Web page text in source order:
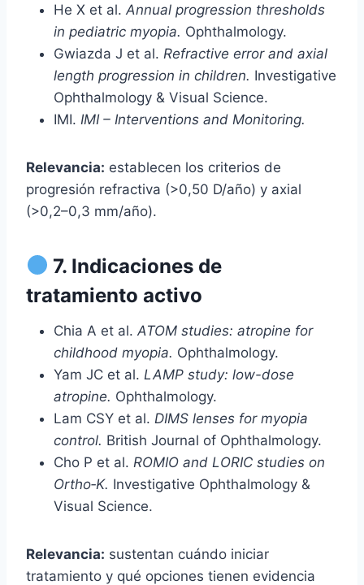
He X et al. Annual progression thresholds
in pediatric myopia. Ophthalmology.
Gwiazda J et al. Refractive error and axial
length progression in children. Investigative
Ophthalmology & Visual Science.
IMI. IMI – Interventions and Monitoring.
Relevancia: establecen los criterios de
progresión refractiva (>0,50 D/año) y axial
(>0,2–0,3 mm/año).
7. Indicaciones de
tratamiento activo
Chia A et al. ATOM studies: atropine for
childhood myopia. Ophthalmology.
Yam JC et al. LAMP study: low-dose
atropine. Ophthalmology.
Lam CSY et al. DIMS lenses for myopia
control. British Journal of Ophthalmology.
Cho P et al. ROMIO and LORIC studies on
Ortho‑K. Investigative Ophthalmology &
Visual Science.
Relevancia: sustentan cuándo iniciar
tratamiento y qué opciones tienen evidencia